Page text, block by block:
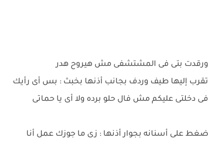
ورقدت بتى فى المشتشفى مش هيروح هدر
تقرب إليها طيف وردف بجانب أذنها بخبث : بس أى رأيك
فى دخلتى عليكم مش فال حلو برده ولا أى يا حماتى
ضغط على أسنانه بجوار أذنها : زى ما جوزك عمل أنا